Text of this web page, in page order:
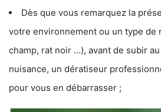
Dès que vous remarquez la
votre environnement ou un type de
champ, rat noir …), avant de subir
nuisance, un dératiseur
pour vous en débarrasser ;